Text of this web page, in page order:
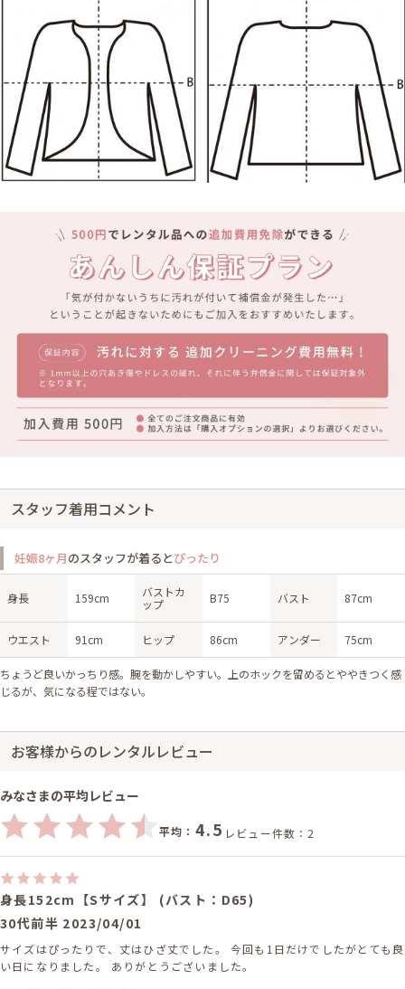
スタッフ着用コメント
妊娠8ヶ月のスタッフが着るとぴったり
身長 159cm
バストカ
ップ
B75 バスト 87cm
ウエスト 91cm ヒップ 86cm アンダー 75cm
ちょうど良いかっちり感。腕を動かしやすい。上のホックを留めるとややきつく感
じるが、気になる程ではない。
お客様からのレンタルレビュー
みなさまの平均レビュー
平均： 4.5 レビュー件数：2
身長152cm【Sサイズ】 (バスト：D65)
30代前半 2023/04/01
サイズはぴったりで、丈はひざ丈でした。 今回も1日だけでしたがとても良
い日になりました。 ありがとうございました。